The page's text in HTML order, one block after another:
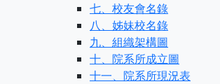
七、校友會名錄
八、姊妹校名錄
九、組織架構圖
十、院系所成立圖
十一、院系所現況表